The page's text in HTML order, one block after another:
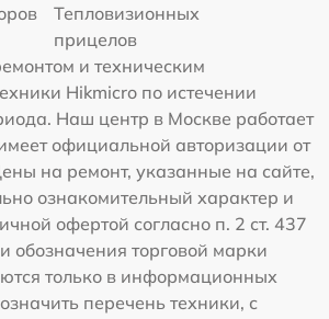
Тепловизионных
прицелов
и техническим
Hikmicro по истечении
Наш центр в Москве работает
официальной авторизации от
на ремонт, указанные на сайте,
ознакомительный характер и
офертой согласно п. 2 ст. 437
обозначения торговой марки
только в информационных
перечень техники, с